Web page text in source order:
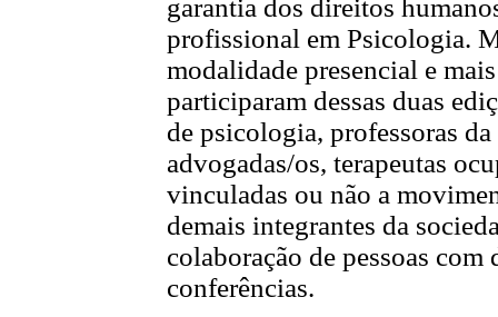
garantia dos direitos
profissional em Psicologia.
modalidade presencial e
participaram dessas duas
de psicologia, professoras
advogadas/os, terapeutas
vinculadas ou não a
demais integrantes da
colaboração de pessoas com
conferências.